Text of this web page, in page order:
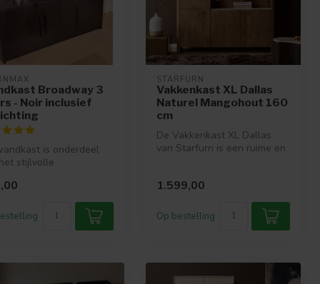
Broadway 3
- Noir inclusief
is onderdeel
stijlvolle
STARFURN
Vakkenkast XL Dallas
Naturel Mangohout 160
cm
De Vakkenkast XL Dallas
van Starfurn is een ruime en
1.599,00
Op bestelling